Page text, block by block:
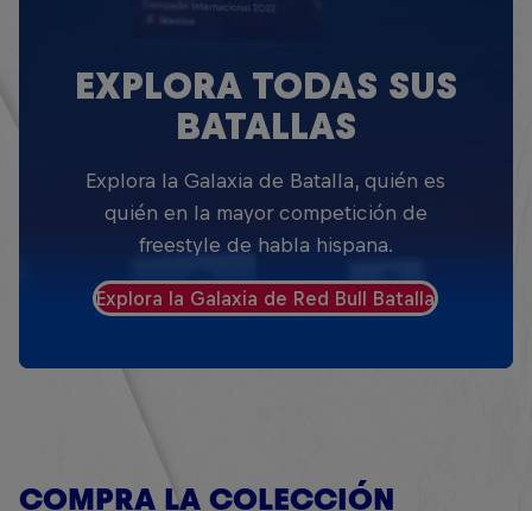
EXPLORA TODAS SUS
BATALLAS
Explora la Galaxia de Batalla, quién es
quién en la mayor competición de
freestyle de habla hispana.
Explora la Galaxia de Red Bull Batalla
COMPRA LA COLECCIÓN